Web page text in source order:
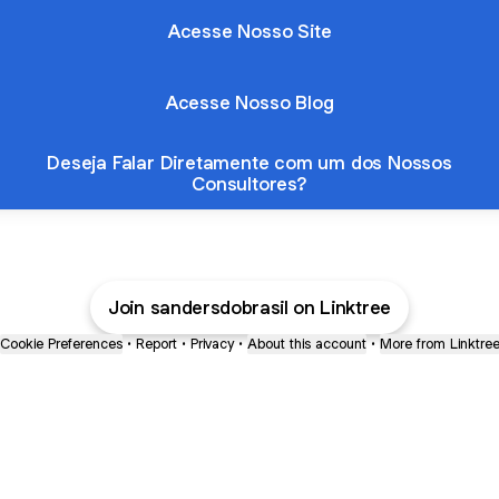
Acesse Nosso Site
Acesse Nosso Blog
Deseja Falar Diretamente com um dos Nossos
Consultores?
Join sandersdobrasil on Linktree
Cookie Preferences • Report • Privacy • About this account • More from Linktree